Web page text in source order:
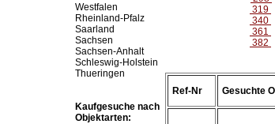
Westfalen
Rheinland-Pfalz
Saarland
Sachsen
Sachsen-Anhalt
Schleswig-Holstein
Thueringen
Kaufgesuche nach
Objektarten:
319
340
361
382
Ref-Nr Gesuchte